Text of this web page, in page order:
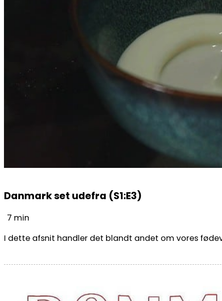
Danmark set udefra (S1:E3)
7 min
I dette afsnit handler det blandt andet om vores